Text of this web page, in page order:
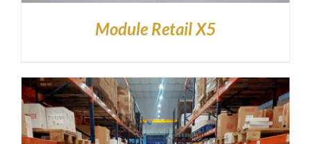
Module Retail X5